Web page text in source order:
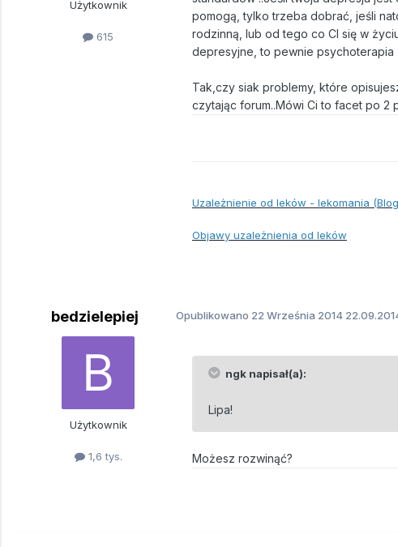
Użytkownik
615
pomogą, tylko trzeba dobrać, jeśli
rodzinną, lub od tego co CI się w
depresyjne, to pewnie psychoterapia
Tak,czy siak problemy, które
czytając forum..Mówi Ci to facet po 2
Uzależnienie od leków - lekomania
Objawy uzależnienia od leków
bedzielepiej
Użytkownik
1,6 tys.
Opublikowano 22 Września 2014
ngk napisał(a):
Lipa!
Możesz rozwinąć?